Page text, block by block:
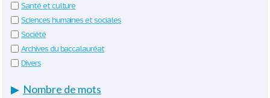
Santé et culture
Sciences humaines et sociales
Société
Archives du baccalauréat
Divers
▶ Nombre de mots